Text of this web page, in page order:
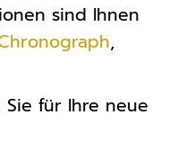
sind Ihnen
,
für Ihre neue